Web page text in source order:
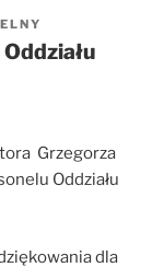
Grzegorza
Oddziału
dla